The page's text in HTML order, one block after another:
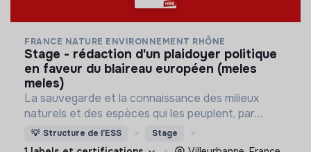
FRANCE NATURE ENVIRONNEMENT RHÔNE
stage - rédaction d'un plaidoyer politique
en faveur du blaireau européen (meles
meles)
La sauvegarde et la connaissance des milieux
naturels et des espèces qui les peuplent, par
l’expertise naturaliste ainsi que par la transmission
à tous publics et l’éducation des générations
💡 Structure de l’ESS Stage